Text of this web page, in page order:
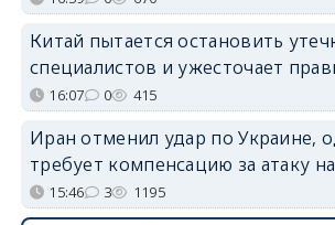
Китай пытается остановить
специалистов и ужесточает
16:07 0 415
Иран отменил удар по Украине,
требует компенсацию за атаку
15:46 3 1195